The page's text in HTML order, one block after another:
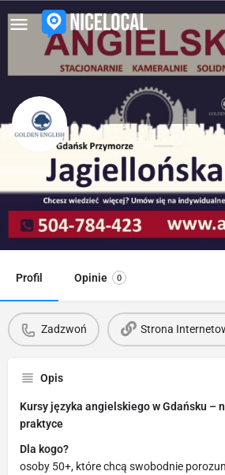
GOLDEN ENGLISH
Kursy języka angielskiego w Gdańsku
Kontakt
biuro@goldenglish.pl
Profil Opinie 0
Zadzwoń Strona
Opis
Kursy języka angielskiego w Gdańsku –
praktyce
Dla kogo?
osoby 50+, które chcą swobodnie